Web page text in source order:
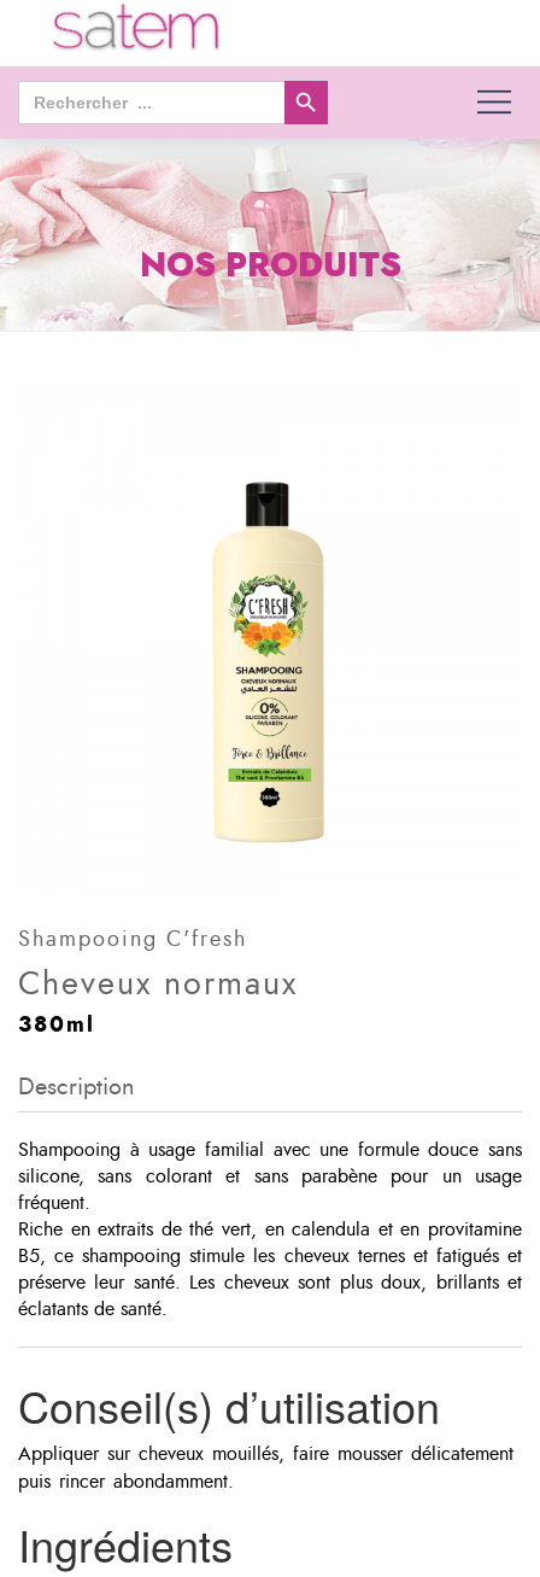
Search
for:
Search Button
NOS PRODUITS
Shampooing C'fresh
Cheveux normaux
380ml
Description
Shampooing à usage familial avec une formule douce sans
silicone, sans colorant et sans parabène pour un usage
fréquent.
Riche en extraits de thé vert, en calendula et en provitamine
B5, ce shampooing stimule les cheveux ternes et fatigués et
préserve leur santé. Les cheveux sont plus doux, brillants et
éclatants de santé.
Conseil(s) d’utilisation
Appliquer sur cheveux mouillés, faire mousser délicatement
puis rincer abondamment.
Ingrédients